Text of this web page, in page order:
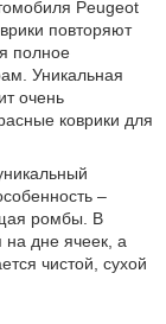
Peugeot
повторяют
полное
Уникальная
очень
коврики для
–
ромбы. В
на дне ячеек, а
чистой, сухой